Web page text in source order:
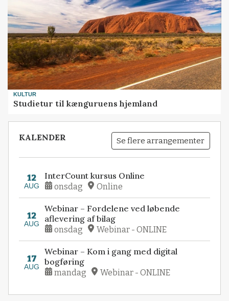
KULTUR
Studietur til kænguruens hjemland
KALENDER Se flere arrangementer
12
AUG
InterCount kursus Online
onsdag Online
12
AUG
Webinar – Fordelene ved løbende
aflevering af bilag
onsdag Webinar - ONLINE
17
AUG
Webinar – Kom i gang med digital
bogføring
mandag Webinar - ONLINE